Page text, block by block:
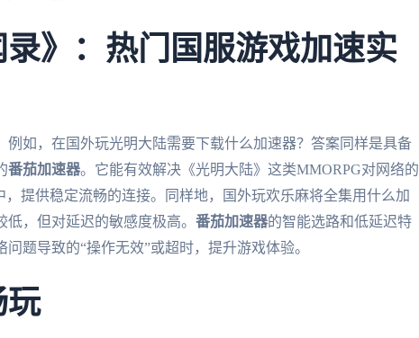
》：热门国服游戏加速实
例如，在国外玩光明大陆需要下载什么加速器？答案同样是具备
番茄加速器。它能有效解决《光明大陆》这类MMORPG对网络的
提供稳定流畅的连接。同样地，国外玩欢乐麻将全集用什么加
，但对延迟的敏感度极高。 番茄加速器的智能选路和低延迟特
题导致的“操作无效”或超时，提升游戏体验。
玩